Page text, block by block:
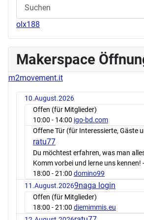
olx188
Makerspace
m2movement.it
10.August.2026
Offen (für Mitglieder)
10:00 - 14:00 igo-bd.com
Offene Tür (für Interessierte, Gäste
ratu77
Du möchtest erfahren, was man
Komm vorbei und lerne uns
18:00 - 21:00 domino99
11.August.20269naga login
Offen (für Mitglieder)
18:00 - 21:00 diemimmis.eu